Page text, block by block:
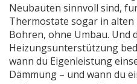
Neubauten sinnvoll sind,
Thermostate sogar in
Bohren, ohne Umbau. Und
Heizungsunterstützung
wann du Eigenleistung
Dämmung – und wann du